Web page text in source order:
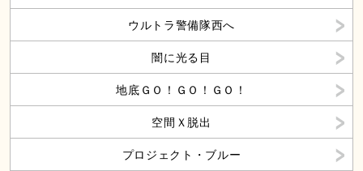
ウルトラ警備隊西へ
闇に光る目
地底ＧＯ！ＧＯ！ＧＯ！
空間Ｘ脱出
プロジェクト・ブルー